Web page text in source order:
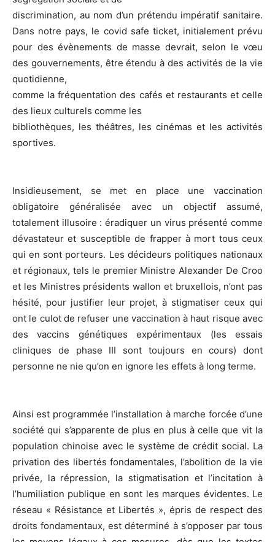
discrimination, au nom d’un prétendu impératif sanitaire.
Dans notre pays, le covid safe ticket, initialement prévu
pour des évènements de masse devrait, selon le vœu
des gouvernements, être étendu à des activités de la vie
quotidienne,
comme la fréquentation des cafés et restaurants et celle
des lieux culturels comme les
bibliothèques, les théâtres, les cinémas et les activités
sportives.
Insidieusement, se met en place une vaccination
obligatoire généralisée avec un objectif assumé,
totalement illusoire : éradiquer un virus présenté comme
dévastateur et susceptible de frapper à mort tous ceux
qui en sont porteurs. Les décideurs politiques nationaux
et régionaux, tels le premier Ministre Alexander De Croo
et les Ministres présidents wallon et bruxellois, n’ont pas
hésité, pour justifier leur projet, à stigmatiser ceux qui
ont le culot de refuser une vaccination à haut risque avec
des vaccins génétiques expérimentaux (les essais
cliniques de phase III sont toujours en cours) dont
personne ne nie qu’on en ignore les effets à long terme.
Ainsi est programmée l’installation à marche forcée d’une
société qui s’apparente de plus en plus à celle que vit la
population chinoise avec le système de crédit social. La
privation des libertés fondamentales, l’abolition de la vie
privée, la répression, la stigmatisation et l’incitation à
l’humiliation publique en sont les marques évidentes. Le
réseau « Résistance et Libertés », épris de respect des
droits fondamentaux, est déterminé à s’opposer par tous